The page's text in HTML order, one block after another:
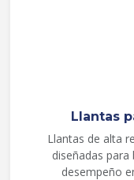
Llantas
Llantas de alta
diseñadas
desempeño